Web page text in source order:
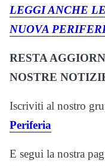
LEGGI ANCHE
NUOVA
RESTA
NOSTRE
Iscriviti al nostro
Periferia
E segui la nostra